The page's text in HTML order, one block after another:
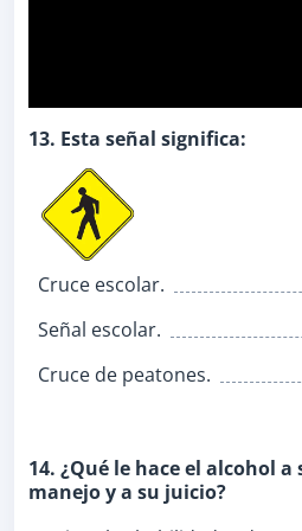
13. Esta señal significa:
Cruce escolar.
Señal escolar.
Cruce de peatones.
14. ¿Qué le hace el alcohol
manejo y a su juicio?